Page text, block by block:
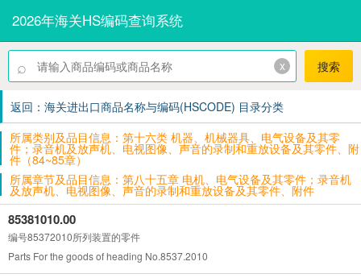
2026年海关HS编码查询系统
⌕ x 搜索
返回：海关进出口商品名称与编码(HSCODE) 目录分类
所属类别及品目信息：第十六类 机器、机械器具、电气设备及其零
件；录音机及放声机、电视图像、声音的录制和重放设备及其零件、附
件（84~85章）
所属章节及品目信息：第八十五章 电机、电气设备及其零件；录音机
及放声机、电视图像、声音的录制和重放设备及其零件、附件
85381010.00
编号85372010所列装置的零件
Parts For the goods of heading No.8537.2010